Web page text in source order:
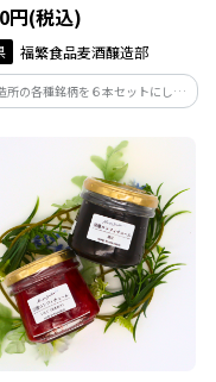
円(税込)
福繁食品麦酒醸造部
所の各種銘柄を６本セットにして
価格でお届け。セット内容は季節
所の定番ビールから地元の産品を
変わり種ビールまで、様々な味を
お楽しみください。